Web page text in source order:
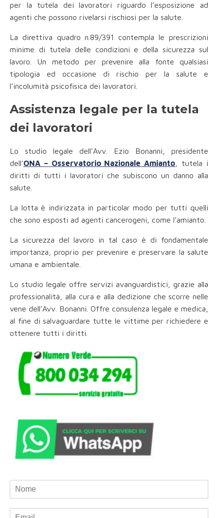
per la tutela dei lavoratori riguardo l’esposizione ad
agenti che possono rivelarsi rischiosi per la salute.
La direttiva quadro n.89/391 contempla le prescrizioni
minime di tutela delle condizioni e della sicurezza sul
lavoro. Un metodo per prevenire alla fonte qualsiasi
tipologia ed occasione di rischio per la salute e
l’incolumità psicofisica dei lavoratori.
Assistenza legale per la tutela
dei lavoratori
Lo studio legale dell’Avv. Ezio Bonanni, presidente
dell’ONA – Osservatorio Nazionale Amianto , tutela i
diritti di tutti i lavoratori che subiscono un danno alla
salute.
La lotta è indirizzata in particolar modo per tutti quelli
che sono esposti ad agenti cancerogeni, come l’amianto.
La sicurezza del lavoro in tal caso è di fondamentale
importanza, proprio per prevenire e preservare la salute
umana e ambientale.
Lo studio legale offre servizi avanguardistici, grazie alla
professionalità, alla cura e alla dedizione che scorre nelle
vene dell’Avv. Bonanni. Offre consulenza legale e medica,
al fine di salvaguardare tutte le vittime per richiedere e
ottenere tutti i diritti.